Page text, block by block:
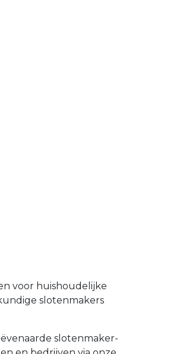
voor huishoudelijke
slotenmakers
slotenmaker-